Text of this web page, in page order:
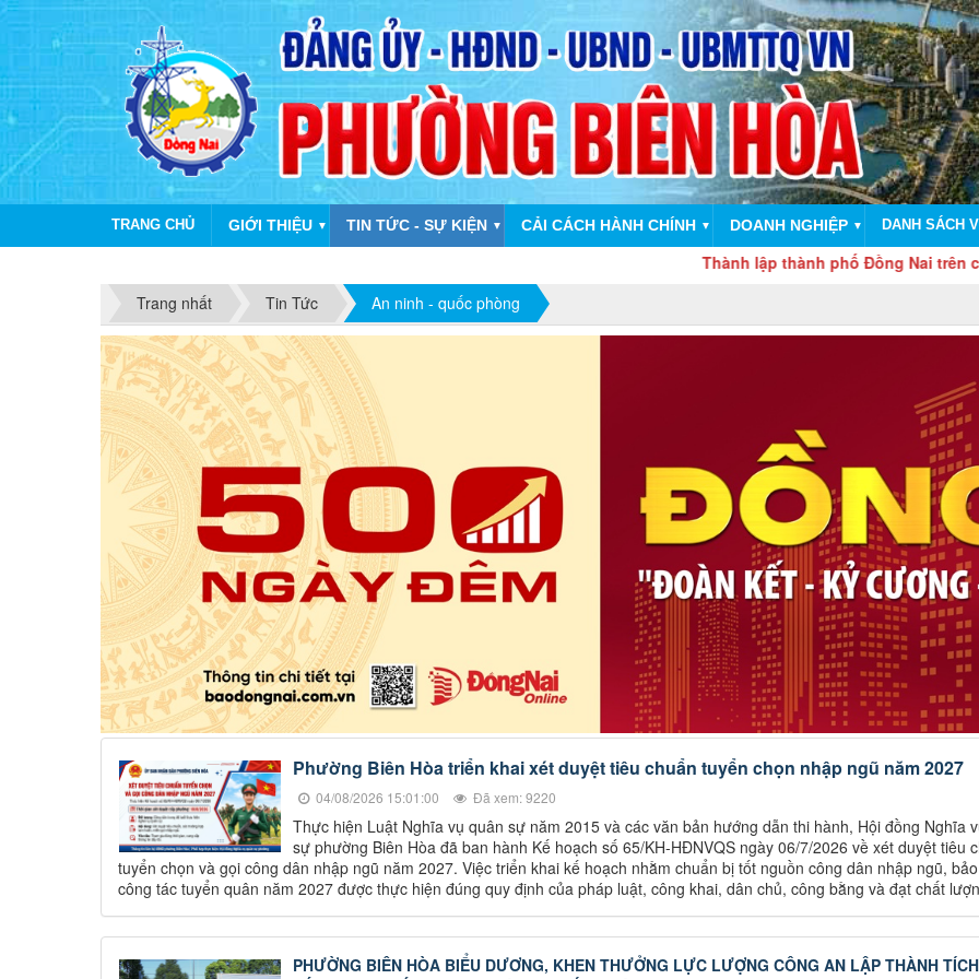
TRANG CHỦ GIỚI THIỆU ▼ TIN TỨC - SỰ KIỆN ▼ CẢI CÁCH HÀNH CHÍNH ▼ DOANH NGHIỆP ▼ DANH SÁCH
Thành lập thành phố Đồng Nai trên cơ sở
Trang nhất
Tin Tức An ninh - quốc phòng
Phường Biên Hòa triển khai xét duyệt tiêu chuẩn tuyển chọn nhập ngũ năm 2027
04/08/2026 15:01:00 Đã xem: 9220
Thực hiện Luật Nghĩa vụ quân sự năm 2015 và các văn bản hướng dẫn thi hành, Hội đồng Nghĩa
sự phường Biên Hòa đã ban hành Kế hoạch số 65/KH-HĐNVQS ngày 06/7/2026 về xét duyệt tiêu
tuyển chọn và gọi công dân nhập ngũ năm 2027. Việc triển khai kế hoạch nhằm chuẩn bị tốt nguồn công dân nhập ngũ,
công tác tuyển quân năm 2027 được thực hiện đúng quy định của pháp luật, công khai, dân chủ, công bằng và đạt chất
PHƯỜNG BIÊN HÒA BIỂU DƯƠNG, KHEN THƯỞNG LỰC LƯỢNG CÔNG AN LẬP THÀNH